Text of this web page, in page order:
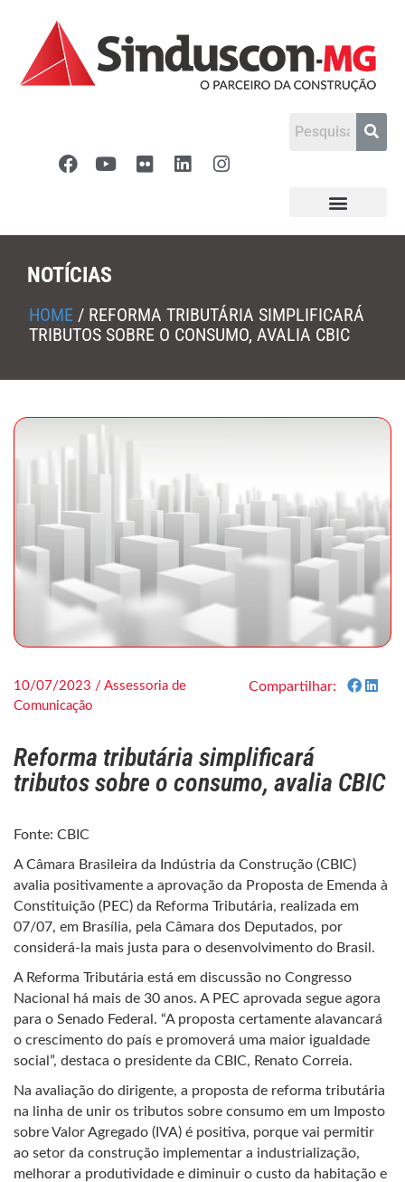
NOTÍCIAS
HOME / REFORMA TRIBUTÁRIA SIMPLIFICARÁ
TRIBUTOS SOBRE O CONSUMO, AVALIA CBIC
10/07/2023 / Assessoria de
Comunicação
Compartilhar:
Reforma tributária simplificará
tributos sobre o consumo, avalia CBIC
Fonte: CBIC
A Câmara Brasileira da Indústria da Construção (CBIC)
avalia positivamente a aprovação da Proposta de Emenda à
Constituição (PEC) da Reforma Tributária, realizada em
07/07, em Brasília, pela Câmara dos Deputados, por
considerá-la mais justa para o desenvolvimento do Brasil.
A Reforma Tributária está em discussão no Congresso
Nacional há mais de 30 anos. A PEC aprovada segue agora
para o Senado Federal. “A proposta certamente alavancará
o crescimento do país e promoverá uma maior igualdade
social”, destaca o presidente da CBIC, Renato Correia.
Na avaliação do dirigente, a proposta de reforma tributária
na linha de unir os tributos sobre consumo em um Imposto
sobre Valor Agregado (IVA) é positiva, porque vai permitir
ao setor da construção implementar a industrialização,
melhorar a produtividade e diminuir o custo da habitação e